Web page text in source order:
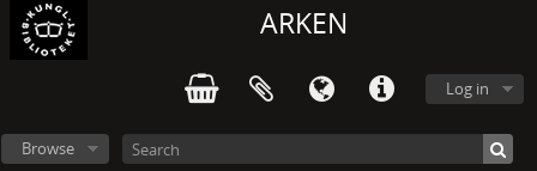
ARKEN
Log in
Browse